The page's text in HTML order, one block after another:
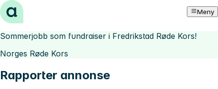
Hopp til innhold Meny
Sommerjobb som fundraiser i Fredrikstad Røde Kors!
Norges Røde Kors
Rapporter annonse